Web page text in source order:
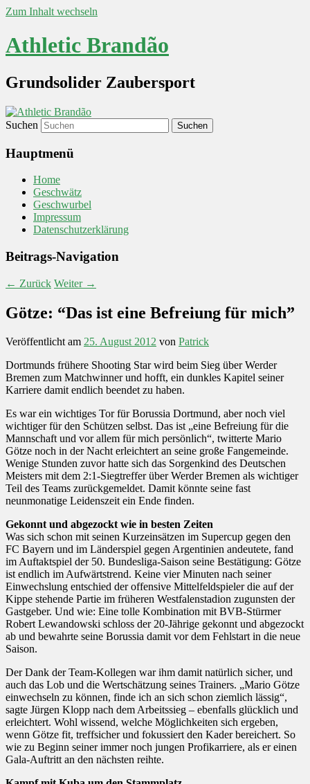
Zum Inhalt wechseln
Athletic Brandão
Grundsolider Zaubersport
Suchen
Hauptmenü
Home
Geschwätz
Geschwurbel
Impressum
Datenschutzerklärung
Beitrags-Navigation
← Zurück Weiter →
Götze: “Das ist eine Befreiung für mich”
Veröffentlicht am 25. August 2012 von Patrick
Dortmunds frühere Shooting Star wird beim Sieg über Werder
Bremen zum Matchwinner und hofft, ein dunkles Kapitel seiner
Karriere damit endlich beendet zu haben.
Es war ein wichtiges Tor für Borussia Dortmund, aber noch viel
wichtiger für den Schützen selbst. Das ist „eine Befreiung für die
Mannschaft und vor allem für mich persönlich“, twitterte Mario
Götze noch in der Nacht erleichtert an seine große Fangemeinde.
Wenige Stunden zuvor hatte sich das Sorgenkind des Deutschen
Meisters mit dem 2:1-Siegtreffer über Werder Bremen als wichtiger
Teil des Teams zurückgemeldet. Damit könnte seine fast
neunmonatige Leidenszeit ein Ende finden.
Gekonnt und abgezockt wie in besten Zeiten
Was sich schon mit seinen Kurzeinsätzen im Supercup gegen den
FC Bayern und im Länderspiel gegen Argentinien andeutete, fand
im Auftaktspiel der 50. Bundesliga-Saison seine Bestätigung: Götze
ist endlich im Aufwärtstrend. Keine vier Minuten nach seiner
Einwechslung entschied der offensive Mittelfeldspieler die auf der
Kippe stehende Partie im früheren Westfalenstadion zugunsten der
Gastgeber. Und wie: Eine tolle Kombination mit BVB-Stürmer
Robert Lewandowski schloss der 20-Jährige gekonnt und abgezockt
ab und bewahrte seine Borussia damit vor dem Fehlstart in die neue
Saison.
Der Dank der Team-Kollegen war ihm damit natürlich sicher, und
auch das Lob und die Wertschätzung seines Trainers. „Mario Götze
einwechseln zu können, finde ich an sich schon ziemlich lässig“,
sagte Jürgen Klopp nach dem Arbeitssieg – ebenfalls glücklich und
erleichtert. Wohl wissend, welche Möglichkeiten sich ergeben,
wenn Götze fit, treffsicher und fokussiert den Kader bereichert. So
wie zu Beginn seiner immer noch jungen Profikarriere, als er einen
Gala-Auftritt an den nächsten reihte.